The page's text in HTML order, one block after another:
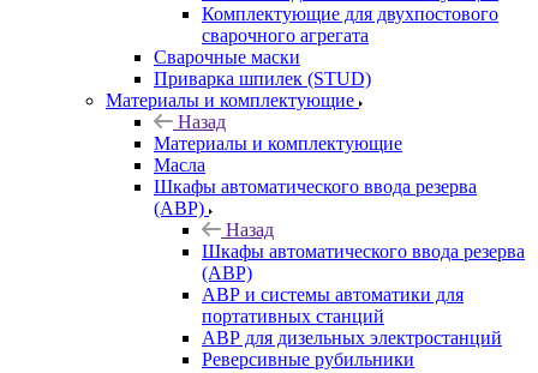
Комплектующие для двухпостового
сварочного агрегата
Сварочные маски
Приварка шпилек (STUD)
Материалы и комплектующие
Назад
Материалы и комплектующие
Масла
Шкафы автоматического ввода резерва
(АВР)
Назад
Шкафы автоматического ввода резерва
(АВР)
АВР и системы автоматики для
портативных станций
АВР для дизельных электростанций
Реверсивные рубильники